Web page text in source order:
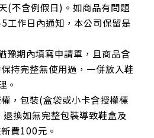
(不含例假日)。如商品有問題
工作日內通知，本公司保留是
豫期內填寫申請單，且商品含
持完整無使用過，一併放入鞋
。
，包裝(盒袋或小卡含授權標
換如無完整包裝導致鞋盒及
費100元。